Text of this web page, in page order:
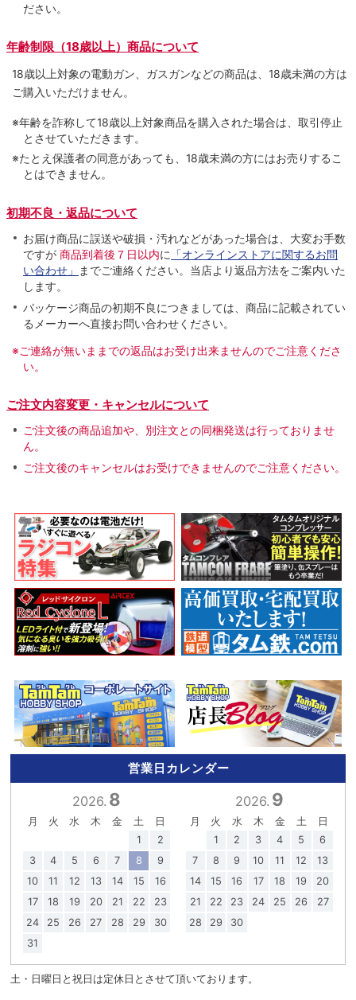
ださい。
年齢制限（18歳以上）商品について
18歳以上対象の電動ガン、ガスガンなどの商品は、18歳未満の方は
ご購入いただけません。
※年齢を詐称して18歳以上対象商品を購入された場合は、取引停止
とさせていただきます。
※たとえ保護者の同意があっても、18歳未満の方にはお売りするこ
とはできません。
初期不良・返品について
お届け商品に誤送や破損・汚れなどがあった場合は、大変お手数
ですが 商品到着後７日以内に 「オンラインストアに関するお問
い合わせ」
までご連絡ください。当店より返品方法をご案内いた
します。
パッケージ商品の初期不良につきましては、商品に記載されてい
るメーカーへ直接お問い合わせください。
※ご連絡が無いままでの返品はお受け出来ませんのでご注意くださ
い。
ご注文内容変更・キャンセルについて
ご注文後の商品追加や、別注文との同梱発送は行っておりませ
ん。
ご注文後のキャンセルはお受けできませんのでご注意ください。
営業日カレンダー
2026. 8
月 火 水 木 金 土
日
1
2
3
4 5 6 7 8
9
10
11 12 13 14 15
16
17
18 19 20 21 22
23
24
25 26 27 28 29
30
31
2026. 9
月 火 水 木 金 土
日
1
2 3 4 5
6
7
8 9 10 11 12
13
14
15 16 17 18 19
20
21
22 23 24 25 26
27
28
29 30
土・日曜日と祝日は定休日とさせて頂いております。